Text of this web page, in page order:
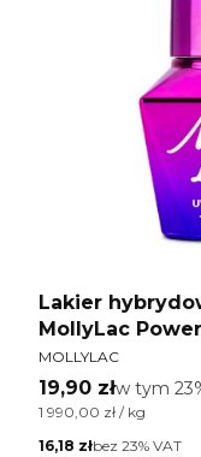
Lakier
MollyLac
velvet HEMA/
PRODUCENT
MOLLYLAC
Cena brutto
19,90 złw tym %s
w tym
Cena jednostkowa
1 990,00 zł / kg
Cena netto
16,18 złbez 23% VAT